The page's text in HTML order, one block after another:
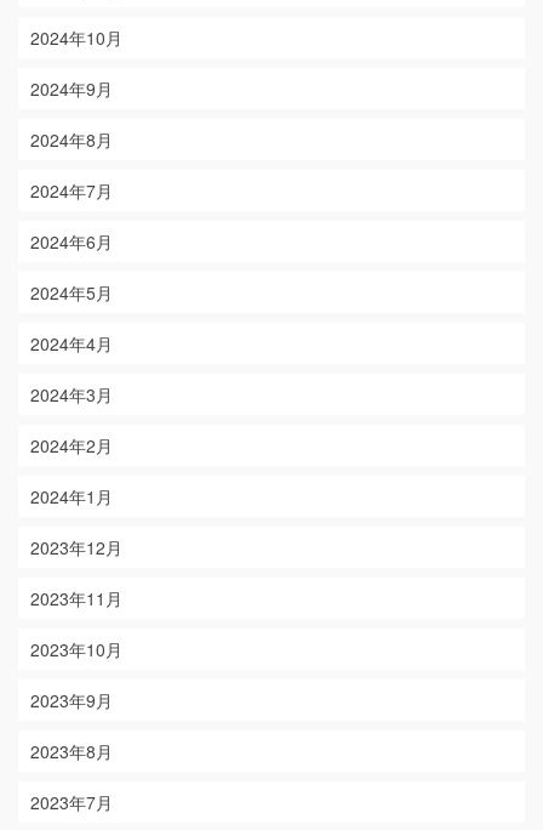
2024年10月
2024年9月
2024年8月
2024年7月
2024年6月
2024年5月
2024年4月
2024年3月
2024年2月
2024年1月
2023年12月
2023年11月
2023年10月
2023年9月
2023年8月
2023年7月